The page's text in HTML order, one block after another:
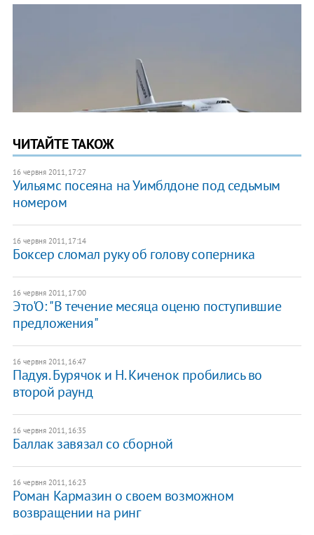
ЧИТАЙТЕ ТАКОЖ
16 червня 2011, 17:27
Уильямс посеяна на Уимблдоне под седьмым
номером
16 червня 2011, 17:14
Боксер сломал руку об голову соперника
16 червня 2011, 17:00
Это'О: "В течение месяца оценю поступившие
предложения"
16 червня 2011, 16:47
Падуя. Бурячок и Н. Киченок пробились во
второй раунд
16 червня 2011, 16:35
Баллак завязал со сборной
16 червня 2011, 16:23
Роман Кармазин о своем возможном
возвращении на ринг